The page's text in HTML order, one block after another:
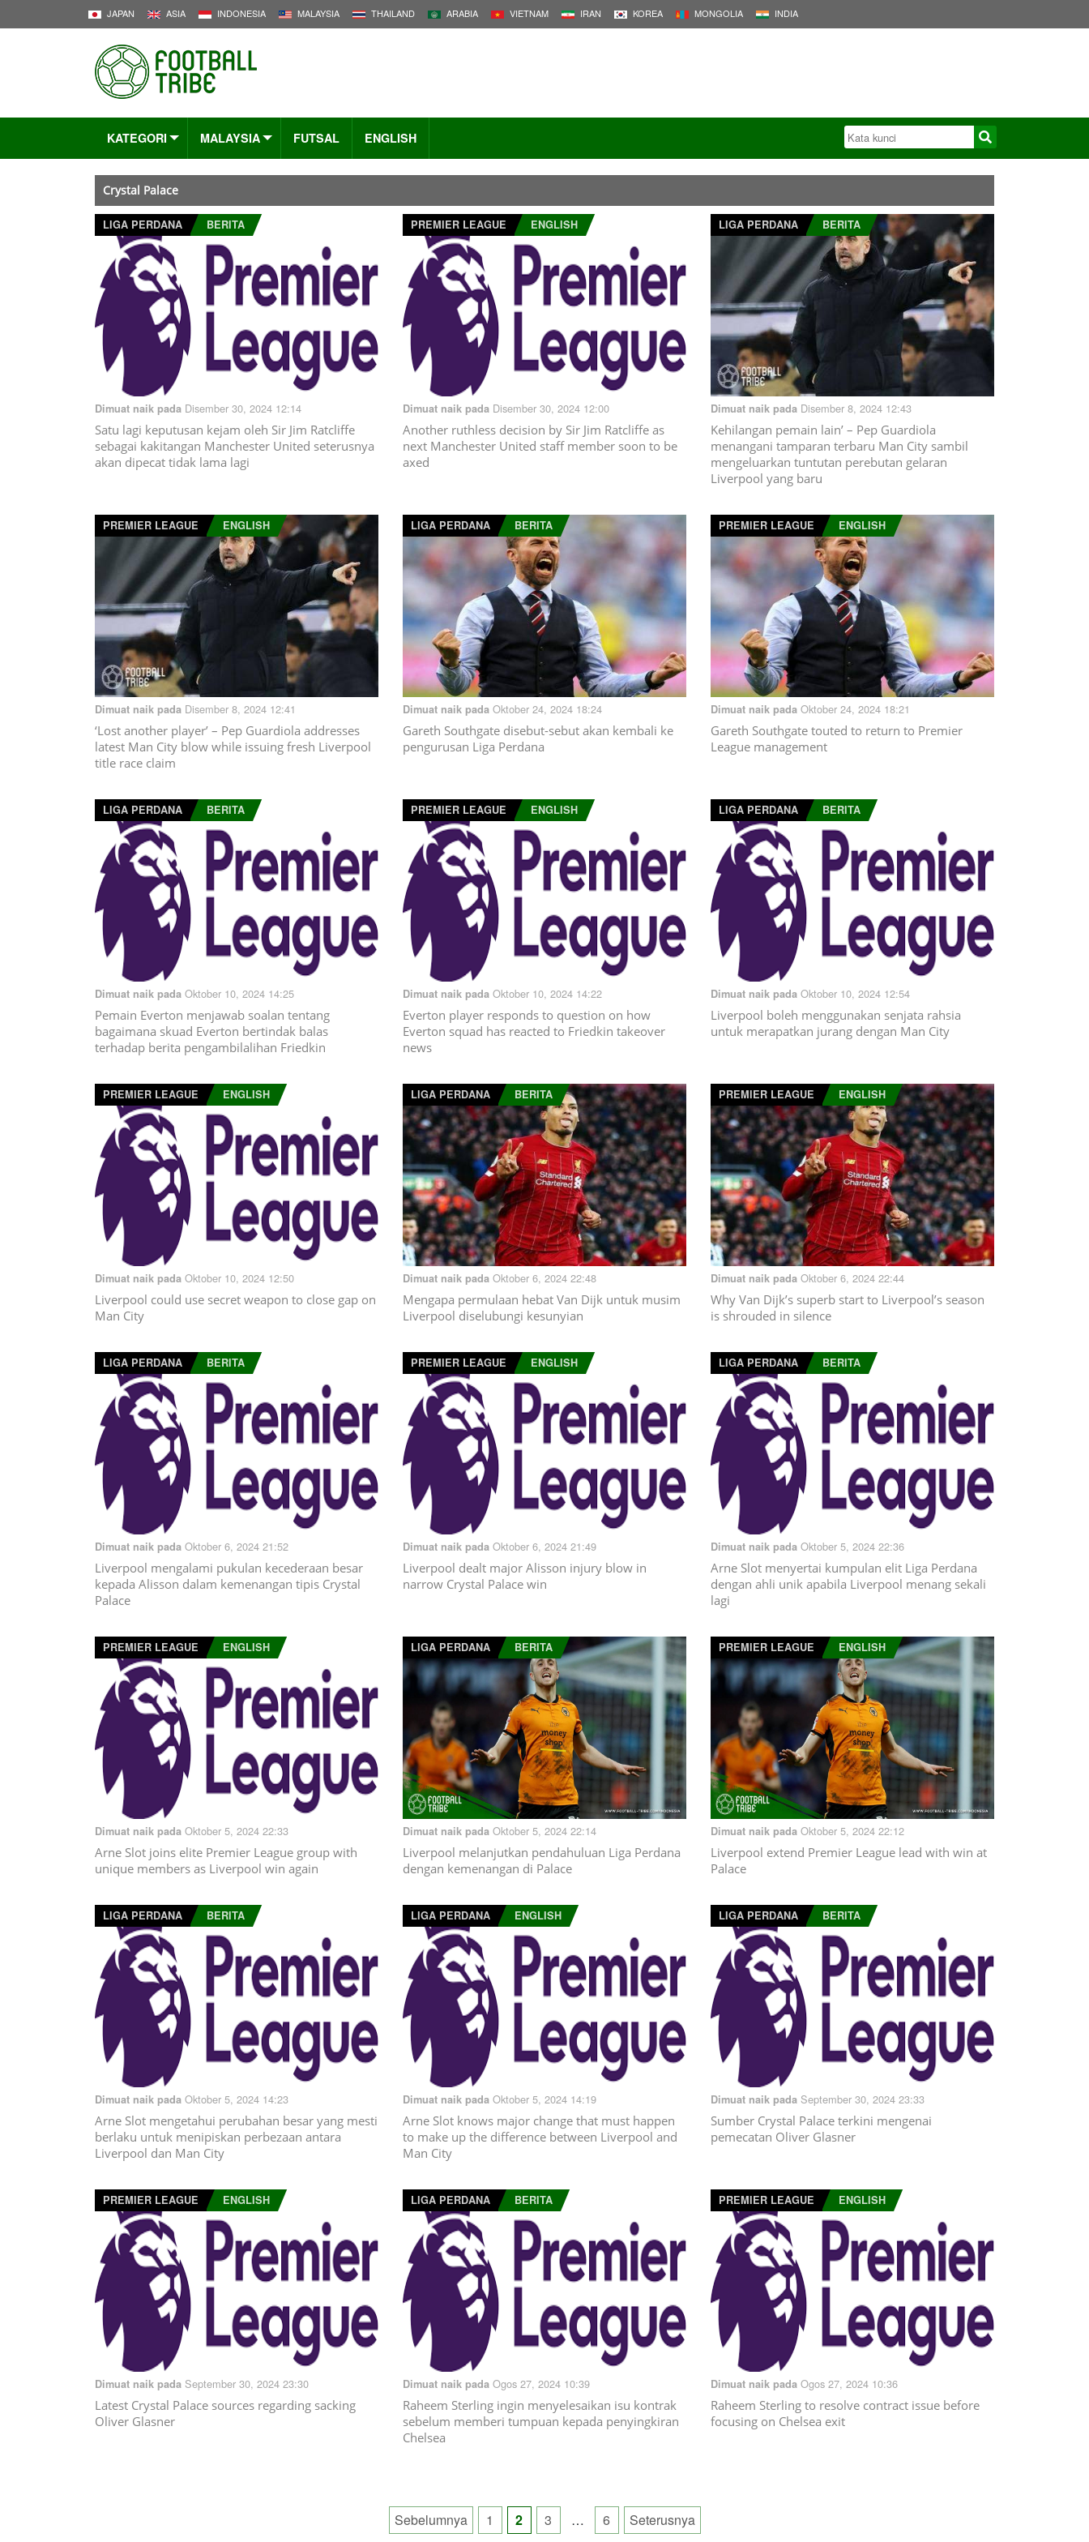
JAPAN ASIA INDONESIA MALAYSIA THAILAND ARABIA VIETNAM IRAN KOREA MONGOLIA INDIA
KATEGORI MALAYSIA FUTSAL ENGLISH
Crystal Palace
LIGA PERDANA BERITA
Dimuat naik pada Disember 30, 2024 12:14
Satu lagi keputusan kejam oleh Sir Jim Ratcliffe
sebagai kakitangan Manchester United seterusnya
akan dipecat tidak lama lagi
PREMIER LEAGUE ENGLISH
Dimuat naik pada Disember 30, 2024 12:00
Another ruthless decision by Sir Jim Ratcliffe as
next Manchester United staff member soon to be
axed
LIGA PERDANA BERITA
Dimuat naik pada Disember 8, 2024 12:43
Kehilangan pemain lain’ – Pep Guardiola
menangani tamparan terbaru Man City sambil
mengeluarkan tuntutan perebutan gelaran
Liverpool yang baru
PREMIER LEAGUE ENGLISH
Dimuat naik pada Disember 8, 2024 12:41
‘Lost another player’ – Pep Guardiola addresses
latest Man City blow while issuing fresh Liverpool
title race claim
LIGA PERDANA BERITA
Dimuat naik pada Oktober 24, 2024 18:24
Gareth Southgate disebut-sebut akan kembali ke
pengurusan Liga Perdana
PREMIER LEAGUE ENGLISH
Dimuat naik pada Oktober 24, 2024 18:21
Gareth Southgate touted to return to Premier
League management
LIGA PERDANA BERITA
Dimuat naik pada Oktober 10, 2024 14:25
Pemain Everton menjawab soalan tentang
bagaimana skuad Everton bertindak balas
terhadap berita pengambilalihan Friedkin
PREMIER LEAGUE ENGLISH
Dimuat naik pada Oktober 10, 2024 14:22
Everton player responds to question on how
Everton squad has reacted to Friedkin takeover
news
LIGA PERDANA BERITA
Dimuat naik pada Oktober 10, 2024 12:54
Liverpool boleh menggunakan senjata rahsia
untuk merapatkan jurang dengan Man City
PREMIER LEAGUE ENGLISH
Dimuat naik pada Oktober 10, 2024 12:50
Liverpool could use secret weapon to close gap on
Man City
LIGA PERDANA BERITA
Dimuat naik pada Oktober 6, 2024 22:48
Mengapa permulaan hebat Van Dijk untuk musim
Liverpool diselubungi kesunyian
PREMIER LEAGUE ENGLISH
Dimuat naik pada Oktober 6, 2024 22:44
Why Van Dijk’s superb start to Liverpool’s season
is shrouded in silence
LIGA PERDANA BERITA
Dimuat naik pada Oktober 6, 2024 21:52
Liverpool mengalami pukulan kecederaan besar
kepada Alisson dalam kemenangan tipis Crystal
Palace
PREMIER LEAGUE ENGLISH
Dimuat naik pada Oktober 6, 2024 21:49
Liverpool dealt major Alisson injury blow in
narrow Crystal Palace win
LIGA PERDANA BERITA
Dimuat naik pada Oktober 5, 2024 22:36
Arne Slot menyertai kumpulan elit Liga Perdana
dengan ahli unik apabila Liverpool menang sekali
lagi
PREMIER LEAGUE ENGLISH
Dimuat naik pada Oktober 5, 2024 22:33
Arne Slot joins elite Premier League group with
unique members as Liverpool win again
LIGA PERDANA BERITA
Dimuat naik pada Oktober 5, 2024 22:14
Liverpool melanjutkan pendahuluan Liga Perdana
dengan kemenangan di Palace
PREMIER LEAGUE ENGLISH
Dimuat naik pada Oktober 5, 2024 22:12
Liverpool extend Premier League lead with win at
Palace
LIGA PERDANA BERITA
Dimuat naik pada Oktober 5, 2024 14:23
Arne Slot mengetahui perubahan besar yang mesti
berlaku untuk menipiskan perbezaan antara
Liverpool dan Man City
LIGA PERDANA ENGLISH
Dimuat naik pada Oktober 5, 2024 14:19
Arne Slot knows major change that must happen
to make up the difference between Liverpool and
Man City
LIGA PERDANA BERITA
Dimuat naik pada September 30, 2024 23:33
Sumber Crystal Palace terkini mengenai
pemecatan Oliver Glasner
PREMIER LEAGUE ENGLISH
Dimuat naik pada September 30, 2024 23:30
Latest Crystal Palace sources regarding sacking
Oliver Glasner
LIGA PERDANA BERITA
Dimuat naik pada Ogos 27, 2024 10:39
Raheem Sterling ingin menyelesaikan isu kontrak
sebelum memberi tumpuan kepada penyingkiran
Chelsea
PREMIER LEAGUE ENGLISH
Dimuat naik pada Ogos 27, 2024 10:36
Raheem Sterling to resolve contract issue before
focusing on Chelsea exit
Posts
Sebelumnya 1 2 3 … 6 Seterusnya